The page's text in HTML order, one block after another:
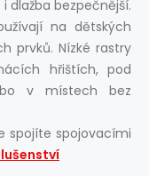
dlažba bezpečnější.
na dětských
prvků. Nízké rastry
hřištích, pod
v místech bez
spojíte spojovacími